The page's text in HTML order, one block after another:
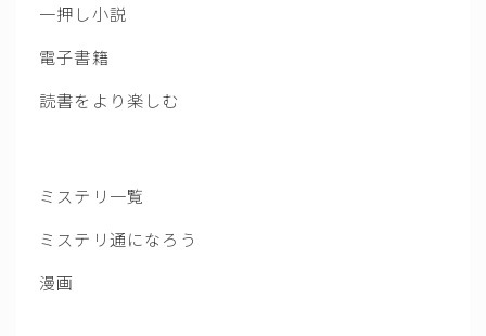
一押し小説
電子書籍
読書をより楽しむ
ミステリ一覧
ミステリ通になろう
漫画